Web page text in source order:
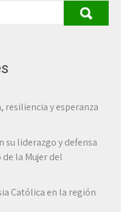
resiliencia y esperanza
su liderazgo y defensa
la Mujer del
Católica en la región